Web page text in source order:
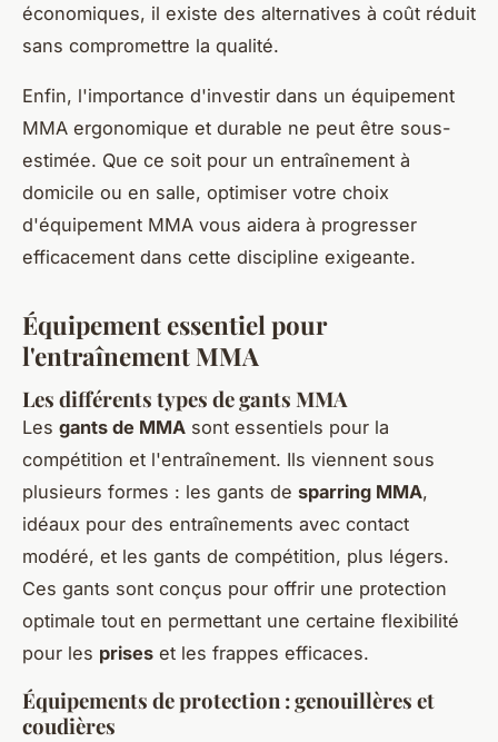
économiques, il existe des alternatives à coût réduit
sans compromettre la qualité.
Enfin, l'importance d'investir dans un équipement
MMA ergonomique et durable ne peut être sous-
estimée. Que ce soit pour un entraînement à
domicile ou en salle, optimiser votre choix
d'équipement MMA vous aidera à progresser
efficacement dans cette discipline exigeante.
Équipement essentiel pour
l'entraînement MMA
Les différents types de gants MMA
Les gants de MMA sont essentiels pour la
compétition et l'entraînement. Ils viennent sous
plusieurs formes : les gants de sparring MMA,
idéaux pour des entraînements avec contact
modéré, et les gants de compétition, plus légers.
Ces gants sont conçus pour offrir une protection
optimale tout en permettant une certaine flexibilité
pour les prises et les frappes efficaces.
Équipements de protection : genouillères et
coudières